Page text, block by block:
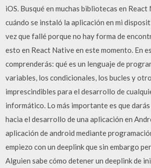
iOS. Busqué en muchas bibliotecas en
cuándo se instaló la aplicación en mi
vez que fallé porque no hay forma de
esto en React Native en este momento. En
comprenderás: qué es un lenguaje de
variables, los condicionales, los bucles y
imprescindibles para el desarrollo de
informático. Lo más importante es que
hacia el desarrollo de una aplicación en
aplicación de android mediante
empiezo con un deeplink que sin embargo
Alguien sabe cómo detener un deeplink de